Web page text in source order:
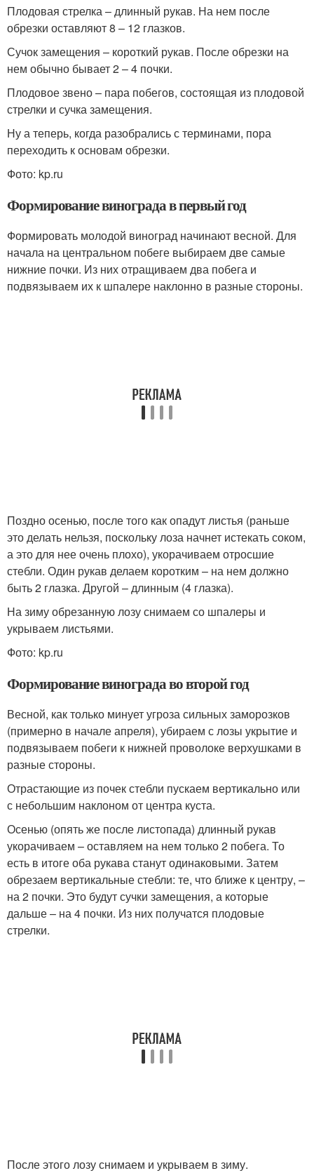
Плодовая стрелка – длинный рукав. На нем после
обрезки оставляют 8 – 12 глазков.
Сучок замещения – короткий рукав. После обрезки на
нем обычно бывает 2 – 4 почки.
Плодовое звено – пара побегов, состоящая из плодовой
стрелки и сучка замещения.
Ну а теперь, когда разобрались с терминами, пора
переходить к основам обрезки.
Фото: kp.ru
Формирование винограда в первый год
Формировать молодой виноград начинают весной. Для
начала на центральном побеге выбираем две самые
нижние почки. Из них отращиваем два побега и
подвязываем их к шпалере наклонно в разные стороны.
Поздно осенью, после того как опадут листья (раньше
это делать нельзя, поскольку лоза начнет истекать соком,
а это для нее очень плохо), укорачиваем отросшие
стебли. Один рукав делаем коротким – на нем должно
быть 2 глазка. Другой – длинным (4 глазка).
На зиму обрезанную лозу снимаем со шпалеры и
укрываем листьями.
Фото: kp.ru
Формирование винограда во второй год
Весной, как только минует угроза сильных заморозков
(примерно в начале апреля), убираем с лозы укрытие и
подвязываем побеги к нижней проволоке верхушками в
разные стороны.
Отрастающие из почек стебли пускаем вертикально или
с небольшим наклоном от центра куста.
Осенью (опять же после листопада) длинный рукав
укорачиваем – оставляем на нем только 2 побега. То
есть в итоге оба рукава станут одинаковыми. Затем
обрезаем вертикальные стебли: те, что ближе к центру, –
на 2 почки. Это будут сучки замещения, а которые
дальше – на 4 почки. Из них получатся плодовые
стрелки.
После этого лозу снимаем и укрываем в зиму.